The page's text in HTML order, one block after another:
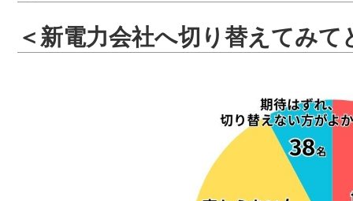
＜新電力会社へ切り替えてみて